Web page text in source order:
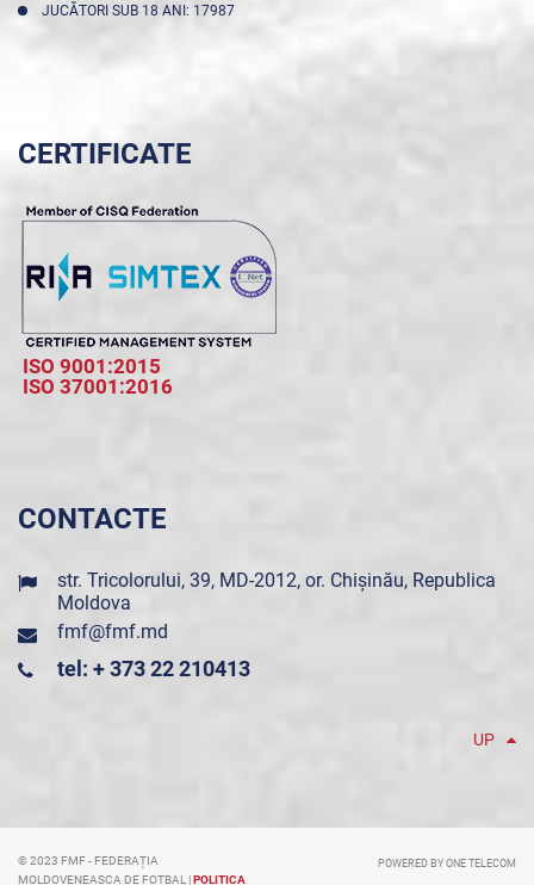
JUCĂTORI SUB 18 ANI: 17987
CERTIFICATE
ISO 9001:2015
ISO 37001:2016
CONTACTE
str. Tricolorului, 39, MD-2012, or. Chișinău, Republica
Moldova
fmf@fmf.md
tel: + 373 22 210413
UP
© 2023 FMF - FEDERAȚIA
MOLDOVENEASCA DE FOTBAL |POLITICA
POWERED BY ONE TELECOM